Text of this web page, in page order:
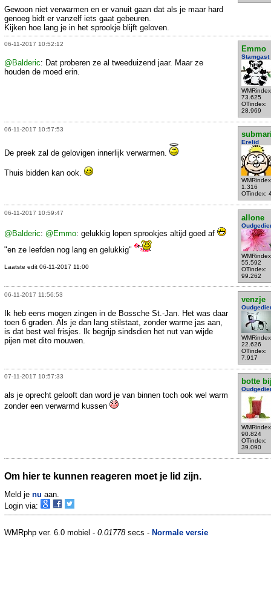
Gewoon niet verwarmen en er vanuit gaan dat als je maar hard
genoeg bidt er vanzelf iets gaat gebeuren.
Kijken hoe lang je in het sprookje blijft geloven.
06-11-2017 10:52:12
Emmo
Stamgast
73.625
OTindex:
28.969
@Balderic: Dat proberen ze al tweeduizend jaar. Maar ze
houden de moed erin.
06-11-2017 10:57:53
Erelid
1.316
OTindex:
De preek zal de gelovigen innerlijk verwarmen.
Thuis bidden kan ook.
06-11-2017 10:59:47
allone
55.592
OTindex:
99.262
@Balderic: @Emmo: gelukkig lopen sprookjes altijd goed af
"en ze leefden nog lang en gelukkig"
Laatste edit 06-11-2017 11:00
06-11-2017 11:56:53
venzje
22.626
OTindex:
7.917
Ik heb eens mogen zingen in de Bossche St.-Jan. Het was daar
toen 6 graden. Als je dan lang stilstaat, zonder warme jas aan,
is dat best wel frisjes. Ik begrijp sindsdien het nut van wijde
pijen met dito mouwen.
07-11-2017 10:57:33
botte
90.824
OTindex:
39.090
als je oprecht gelooft dan word je van binnen toch ook wel warm
zonder een verwarmd kussen
Om hier te kunnen reageren moet je lid zijn.
Meld je nu aan.
Login via:
WMRphp ver. 6.0 mobiel - 0.01778secs - Normale versie